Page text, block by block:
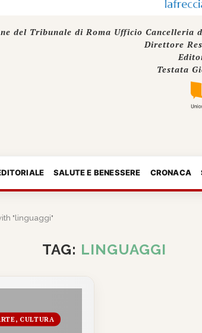
del Tribunale di Roma Ufficio Cancelleria
Direttore
Testata
SALUTE E BENESSERE CRONACA
"linguaggi"
TAG: LINGUAGGI
CULTURA